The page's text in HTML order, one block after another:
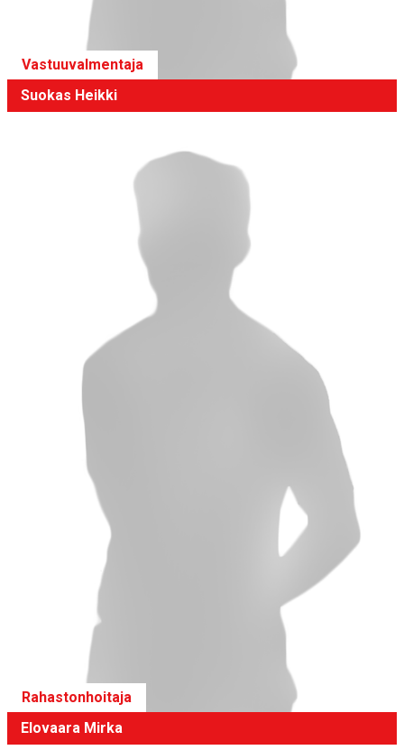
Vastuuvalmentaja
Suokas Heikki
Rahastonhoitaja
Elovaara Mirka